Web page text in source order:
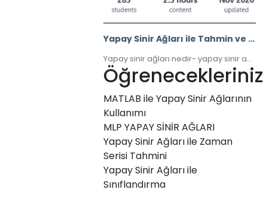
Yapay Sinir Ağları ile Tahmin ve Sınıflandırma
Yapay sinir ağları nedir- yapay sinir ağları ile tahmin
Öğrenecekleriniz
MATLAB ile Yapay Sinir Ağlarının
Kullanımı
MLP YAPAY SİNİR AĞLARI
Yapay Sinir Ağları ile Zaman
Serisi Tahmini
Yapay Sinir Ağları ile
Sınıflandırma